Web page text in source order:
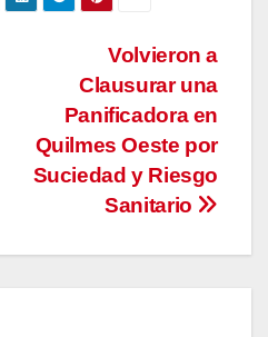
Volvieron a
Clausurar una
Panificadora en
Quilmes Oeste por
Suciedad y Riesgo
Sanitario